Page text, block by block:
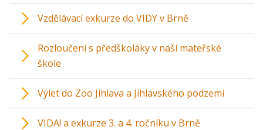
Vzdělávací exkurze do VIDY v Brně
Rozloučení s předškoláky v naší mateřské
škole
Výlet do Zoo Jihlava a Jihlavského podzemí
VIDA! a exkurze 3. a 4. ročníku v Brně